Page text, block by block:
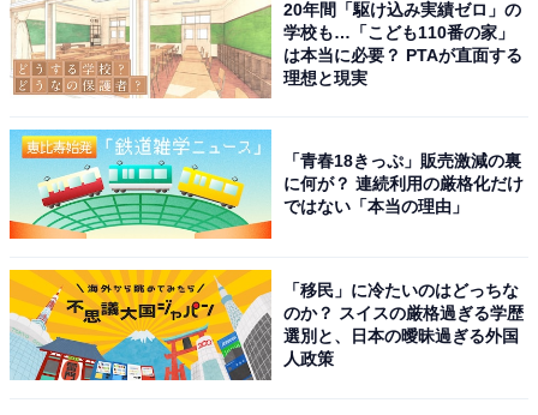
EV化の核である電池開発
今回の協業の検討開始は、従来からの液状（ジェル状）
20年間「駆け込み実績ゼロ」の
学校も…「こども110番の家」
は本当に必要？ PTAが直面する
理想と現実
「青春18きっぷ」販売激減の裏
に何が？ 連続利用の厳格化だけ
ではない「本当の理由」
「移民」に冷たいのはどっちな
のか？ スイスの厳格過ぎる学歴
選別と、日本の曖昧過ぎる外国
人政策